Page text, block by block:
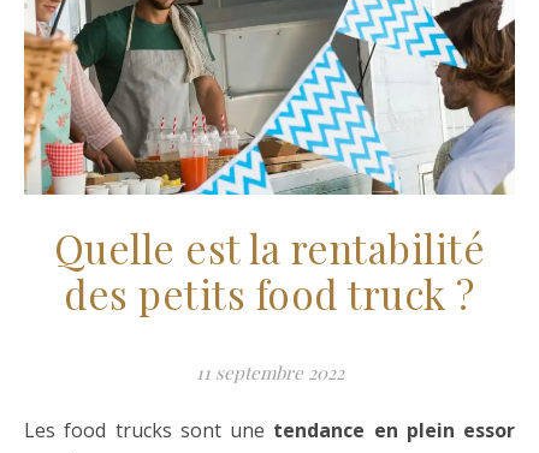
Quelle est la rentabilité
des petits food truck ?
11 septembre 2022
Les food trucks sont une tendance en plein essor